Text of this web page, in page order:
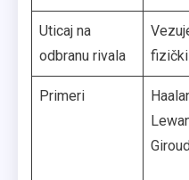
Uticaj na
odbranu rivala
fizički
Primeri